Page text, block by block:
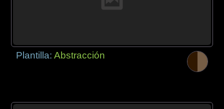
Plantilla:Abstracción